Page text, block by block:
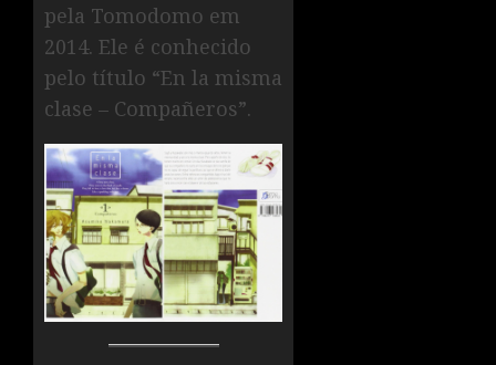
pela Tomodomo em
2014. Ele é conhecido
pelo título “En la misma
clase – Compañeros”.